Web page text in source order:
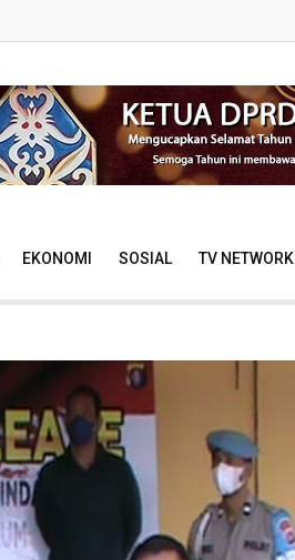
EKONOMI SOSIAL TV NETWORK